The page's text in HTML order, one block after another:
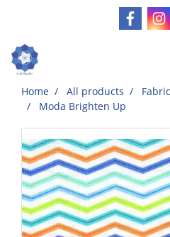
Home All products Fabric
Moda Brighten Up